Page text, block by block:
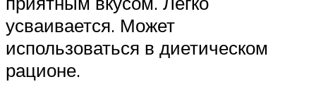
усваивается. Может
использоваться в диетическом
рационе.